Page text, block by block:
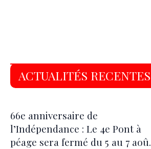
ACTUALITÉS RECENTES
66e anniversaire de
l’Indépendance : Le 4e Pont à
péage sera fermé du 5 au 7 août